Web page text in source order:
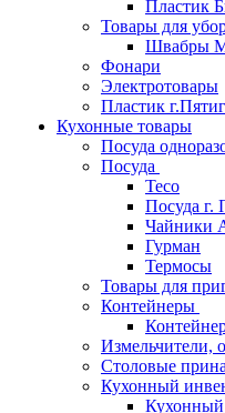
Пластик
Товары для
Швабры
Фонари
Электротовары
Пластик
Кухонные товары
Посуда
Посуда
Teco
Посуда г.
Чайники
Гурман
Термосы
Товары для
Контейнеры
Измельчители,
Столовые
Кухонный
Кухонный